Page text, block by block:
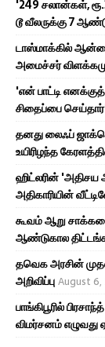
'249 சலான்கள்,
டூ வீலருக்கு 7
டாஸ்மாக்கில்
அமைச்சர்
'என் பாட்டி
சிதைப்பை
தனது லைஃப்
உயிரிழந்த
ஹிட்லரின் 'அதிசய
அதிகாரியின்
கூவம் ஆறு
ஆண்டுகால
தவெக அரசின்
அறிவிப்புAugust 6,
பாங்கிபூரில்
விமர்சனம் எழுவது